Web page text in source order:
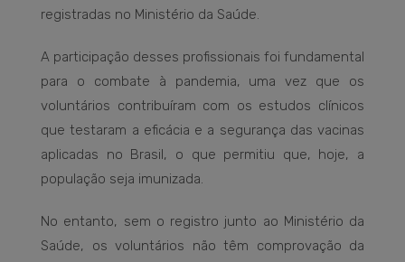
registradas no Ministério da Saúde.
A participação desses profissionais foi fundamental
para o combate à pandemia, uma vez que os
voluntários contribuíram com os estudos clínicos
que testaram a eficácia e a segurança das vacinas
aplicadas no Brasil, o que permitiu que, hoje, a
população seja imunizada.
No entanto, sem o registro junto ao Ministério da
Saúde, os voluntários não têm comprovação da